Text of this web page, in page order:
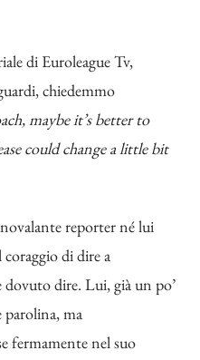
di Euroleague Tv,
chiedemmo
maybe it’s better to
could change a little bit
reporter né lui
coraggio di dire a
dire. Lui, già un po’
parolina, ma
nel suo